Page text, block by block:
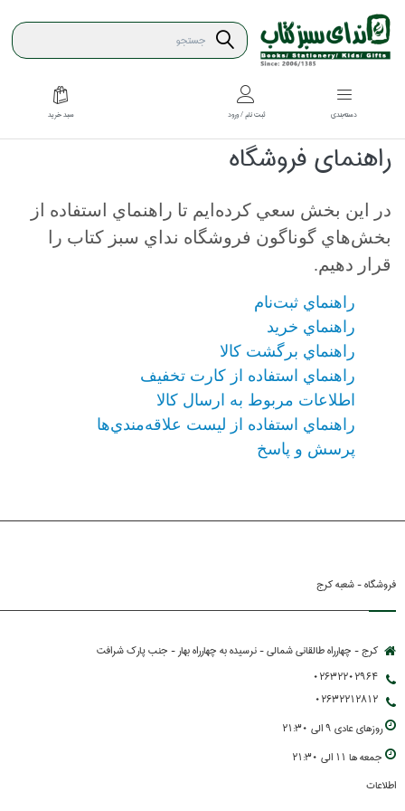
دسته‌بندي ثبت نام / ورود سبد خريد
راهنماي فروشگاه
در اين بخش سعي كرده‌ايم تا راهنماي استفاده از
بخش‌هاي گوناگون فروشگاه نداي سبز كتاب را
قرار دهيم.
راهنماي ثبت‌نام
راهنماي خريد
راهنماي برگشت كالا
راهنماي استفاده از كارت تخفيف
اطلاعات مربوط به ارسال كالا
راهنماي استفاده از ليست علاقه‌مندي‌ها
پرسش و پاسخ
فروشگاه - شعبه کرج
کرج - چهارراه طالقانی شمالی - نرسیده به چهارراه بهار - جنب پارك شرافت
02632202964
02632212812
روزهاي عادي 9 الي 21:30
جمعه ها 11 الي 21:30
اطلاعات